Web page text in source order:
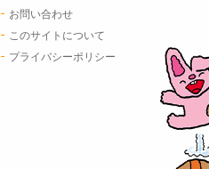
お問い合わせ
このサイトについて
プライバシーポリシー